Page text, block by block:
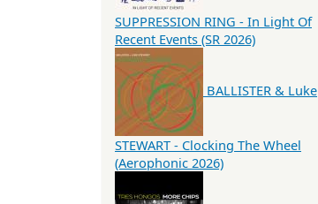
SUPPRESSION RING - In Light Of
Recent Events (SR 2026)
BALLISTER & Luke
STEWART - Clocking The Wheel
(Aerophonic 2026)